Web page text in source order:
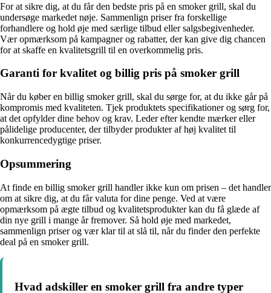
For at sikre dig, at du får den bedste pris på en smoker grill, skal du
undersøge markedet nøje. Sammenlign priser fra forskellige
forhandlere og hold øje med særlige tilbud eller salgsbegivenheder.
Vær opmærksom på kampagner og rabatter, der kan give dig chancen
for at skaffe en kvalitetsgrill til en overkommelig pris.
Garanti for kvalitet og billig pris på smoker grill
Når du køber en billig smoker grill, skal du sørge for, at du ikke går på
kompromis med kvaliteten. Tjek produktets specifikationer og sørg for,
at det opfylder dine behov og krav. Leder efter kendte mærker eller
pålidelige producenter, der tilbyder produkter af høj kvalitet til
konkurrencedygtige priser.
Opsummering
At finde en billig smoker grill handler ikke kun om prisen – det handler
om at sikre dig, at du får valuta for dine penge. Ved at være
opmærksom på ægte tilbud og kvalitetsprodukter kan du få glæde af
din nye grill i mange år fremover. Så hold øje med markedet,
sammenlign priser og vær klar til at slå til, når du finder den perfekte
deal på en smoker grill.
Hvad adskiller en smoker grill fra andre typer